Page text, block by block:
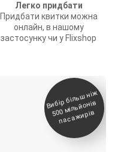
Легко придбати
Придбати квитки можна
онлайн, в нашому
застосунку чи у Flixshop
Вибір біль
ш ні
ж
500
мільйонів
паса
жирів